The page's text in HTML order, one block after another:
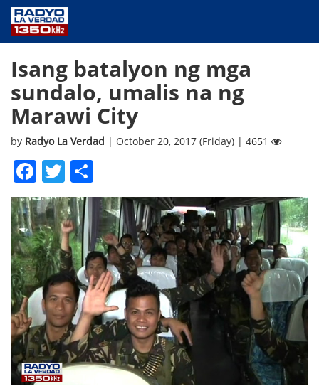
PUBLIC SERVICE
ANNOUNCEMENTS
PROGRAMS
ABOUT
Isang batalyon ng mga
sundalo, umalis na ng
Marawi City
by Radyo La Verdad | October 20, 2017 (Friday) | 4651
Facebook
Twitter